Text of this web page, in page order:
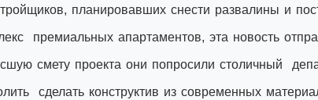
планировавших снести развалины и
премиальных апартаментов, эта новость
смету проекта они попросили столичный
сделать конструктив из современных